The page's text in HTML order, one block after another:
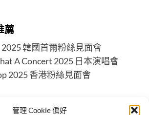
管理 Cookie 偏好
薦
韓國首爾粉絲見面會
A Concert 2025 日本演唱會
2025 香港粉絲見面會
動行程